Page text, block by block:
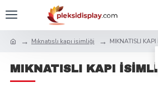
Mıknatıslı kapı isimliği MIKNATISLI KAPI
MIKNATISLI KAPI